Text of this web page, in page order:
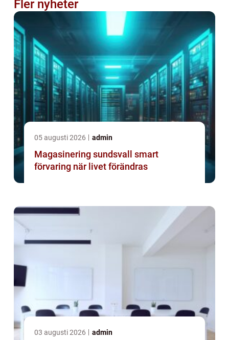
Fler nyheter
05 augusti 2026 admin
Magasinering sundsvall smart
förvaring när livet förändras
03 augusti 2026 admin